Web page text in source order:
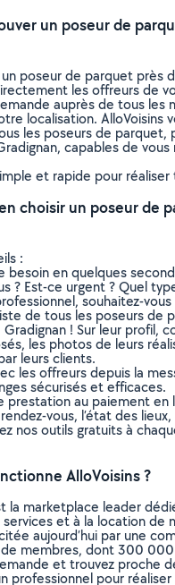
un poseur de
poseur de parquet près
les offreurs de
auprès de tous les
localisation. AlloVoisins
les poseurs de parquet,
capables de
et rapide pour
choisir un poseur de
:
besoin en quelques
? Est-ce urgent ? Quel
souhaitez-vous
de tous les poseurs de
! Sur leur profil,
les photos de leurs
leurs clients.
les offreurs depuis la
sécurisés et efficaces.
prestation au paiement en
vous, l’état des
nos outils gratuits à
AlloVoisins ?
la marketplace leader
et à la location de
aujourd’hui par une
membres, dont 300
et trouvez proche
professionnel pour